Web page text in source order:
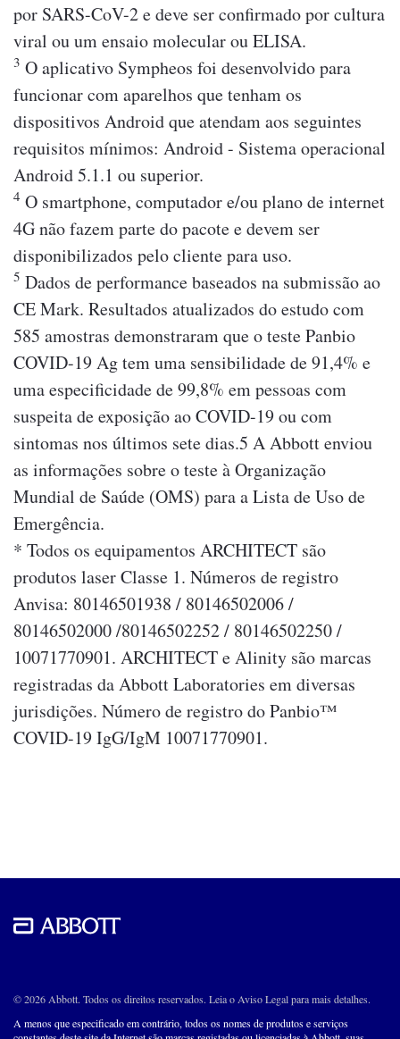
por SARS-CoV-2 e deve ser confirmado por cultura
viral ou um ensaio molecular ou ELISA.
3 O aplicativo Sympheos foi desenvolvido para
funcionar com aparelhos que tenham os
dispositivos Android que atendam aos seguintes
requisitos mínimos: Android - Sistema operacional
Android 5.1.1 ou superior.
4 O smartphone, computador e/ou plano de internet
4G não fazem parte do pacote e devem ser
disponibilizados pelo cliente para uso.
5 Dados de performance baseados na submissão ao
CE Mark. Resultados atualizados do estudo com
585 amostras demonstraram que o teste Panbio
COVID-19 Ag tem uma sensibilidade de 91,4% e
uma especificidade de 99,8% em pessoas com
suspeita de exposição ao COVID-19 ou com
sintomas nos últimos sete dias.5 A Abbott enviou
as informações sobre o teste à Organização
Mundial de Saúde (OMS) para a Lista de Uso de
Emergência.
* Todos os equipamentos ARCHITECT são
produtos laser Classe 1. Números de registro
Anvisa: 80146501938 / 80146502006 /
80146502000 /80146502252 / 80146502250 /
10071770901. ARCHITECT e Alinity são marcas
registradas da Abbott Laboratories em diversas
jurisdições. Número de registro do Panbio™
COVID-19 IgG/IgM 10071770901.
© 2026 Abbott. Todos os direitos reservados. Leia o Aviso Legal para mais detalhes.
A menos que especificado em contrário, todos os nomes de produtos e serviços